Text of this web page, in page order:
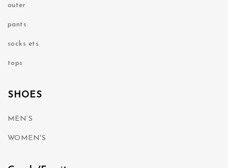
outer
pants
socks ets
tops
SHOES
MEN’S
WOMEN'S